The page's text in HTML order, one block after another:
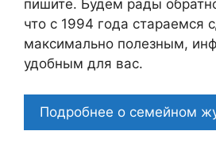
пишите. Будем рады
что c 1994 года стараемся
максимально полезным,
удобным для вас.
Подробнее о семейном